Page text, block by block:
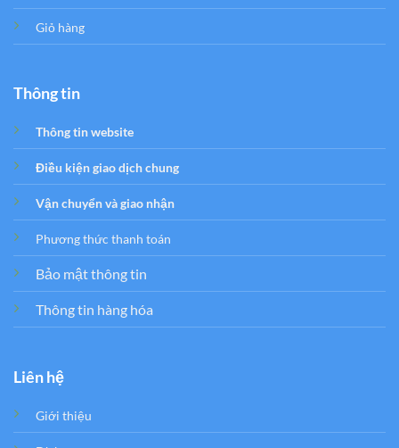
Giỏ hàng
Thông tin
Thông tin website
Điều kiện giao dịch chung
Vận chuyển và giao nhận
Phương thức thanh toán
Bảo mật thông tin
Thông tin hàng hóa
Liên hệ
Giới thiệu